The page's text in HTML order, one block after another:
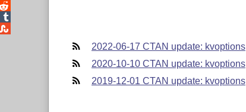
2022-06-17 CTAN update: kvoptions
2020-10-10 CTAN update: kvoptions
2019-12-01 CTAN update: kvoptions
